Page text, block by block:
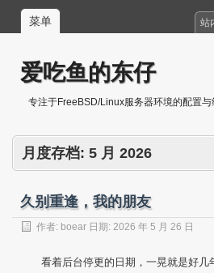
菜单
爱吃鱼的东仔
专注于FreeBSD/Linux服务器环境的配置与
月度存档: 5 月 2026
久别重逢，我的朋友
作者: boear 日期: 2026 年 5 月 26 日
看着后台停更的日期，一晃就是好几